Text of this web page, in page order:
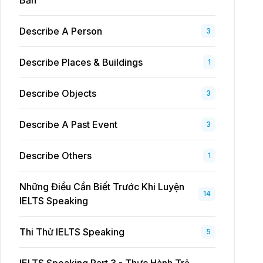
Describe A Person 3
Describe Places & Buildings 1
Describe Objects 3
Describe A Past Event 3
Describe Others 1
Những Điều Cần Biết Trước Khi Luyện
IELTS Speaking
14
Thi Thử IELTS Speaking 5